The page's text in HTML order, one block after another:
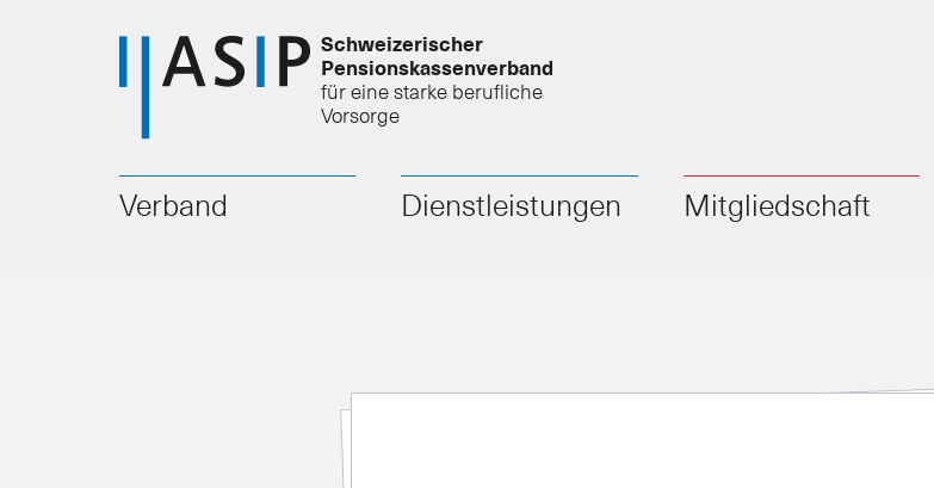
Schweizerischer
Pensionskassenverband
für eine starke berufliche
Vorsorge
Verband Dienstleistungen Mitgliedschaft